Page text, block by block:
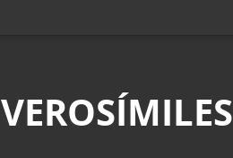
VEROSÍMILES